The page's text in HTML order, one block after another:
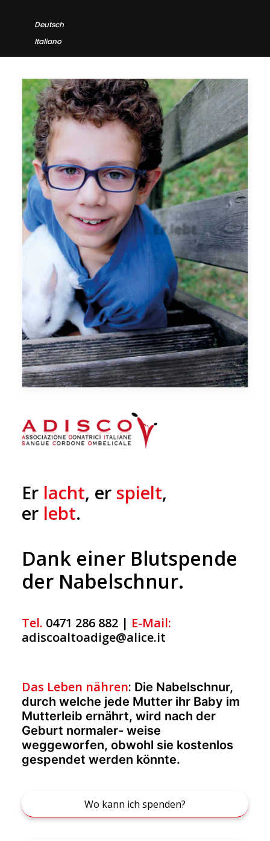
Deutsch
Italiano
Er lacht, er spielt,
er lebt.
Dank einer Blutspende
der Nabelschnur.
Tel. 0471 286 882 | E-Mail:
adiscoaltoadige@alice.it
Das Leben nähren: Die Nabelschnur,
durch welche jede Mutter ihr Baby im
Mutterleib ernährt, wird nach der
Geburt normaler- weise
weggeworfen, obwohl sie kostenlos
gespendet werden könnte.
Wo kann ich spenden?